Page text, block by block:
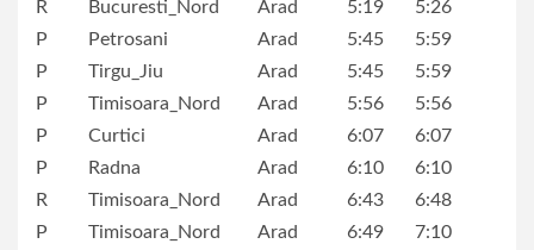
R Bucuresti_Nord Arad 5:19
5:26
P
Petrosani Arad 5:45
5:59
P
Tirgu_Jiu Arad 5:45
5:59
P
Timisoara_Nord Arad 5:56
5:56
P
Curtici Arad 6:07
6:07
P
Radna Arad 6:10
6:10
R
Timisoara_Nord Arad 6:43
6:48
P
Timisoara_Nord Arad 6:49
7:10